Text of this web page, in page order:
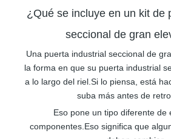
¿Qué se incluye en un kit de
seccional de gran
Una puerta industrial seccional de
la forma en que su puerta industrial
a lo largo del riel.Si lo piensa, está
suba más antes de
Eso pone un tipo diferente de
componentes.Eso significa que